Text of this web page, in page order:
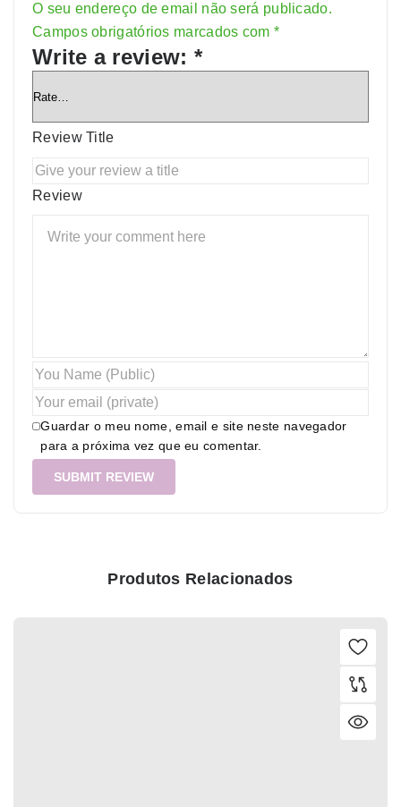
O seu endereço de email não será publicado.
Campos obrigatórios marcados com *
Write a review: *
Review Title
Review
Guardar o meu nome, email e site neste navegador
para a próxima vez que eu comentar.
Alternative:
Produtos Relacionados